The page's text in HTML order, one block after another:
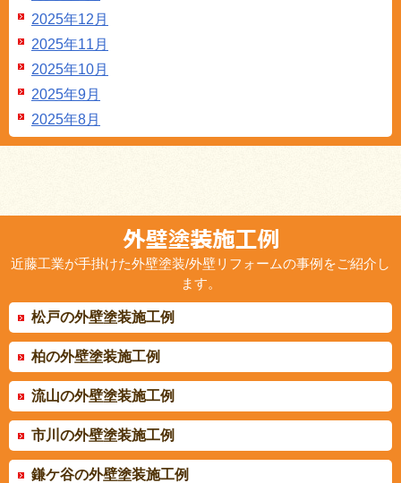
2025年12月
2025年11月
2025年10月
2025年9月
2025年8月
近藤工業が手掛けた外壁塗装/外壁リフォームの事例をご紹介し
ます。
松戸の外壁塗装施工例
柏の外壁塗装施工例
流山の外壁塗装施工例
市川の外壁塗装施工例
鎌ケ谷の外壁塗装施工例